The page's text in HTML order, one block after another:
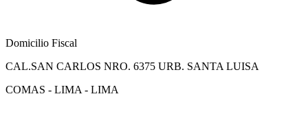
Domicilio Fiscal
CAL.SAN CARLOS NRO. 6375 URB. SANTA LUISA
COMAS - LIMA - LIMA